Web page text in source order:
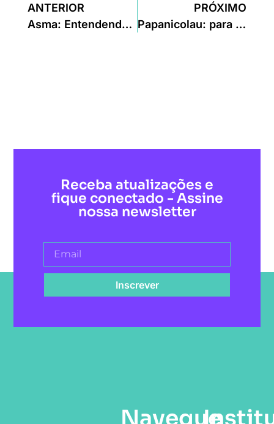
ANTERIOR
Asma: Entendendo a Condição
PRÓXIMO
Papanicolau: para que serve e resultados
Receba atualizações e
fique conectado - Assine
nossa newsletter
Inscrever
Navegue